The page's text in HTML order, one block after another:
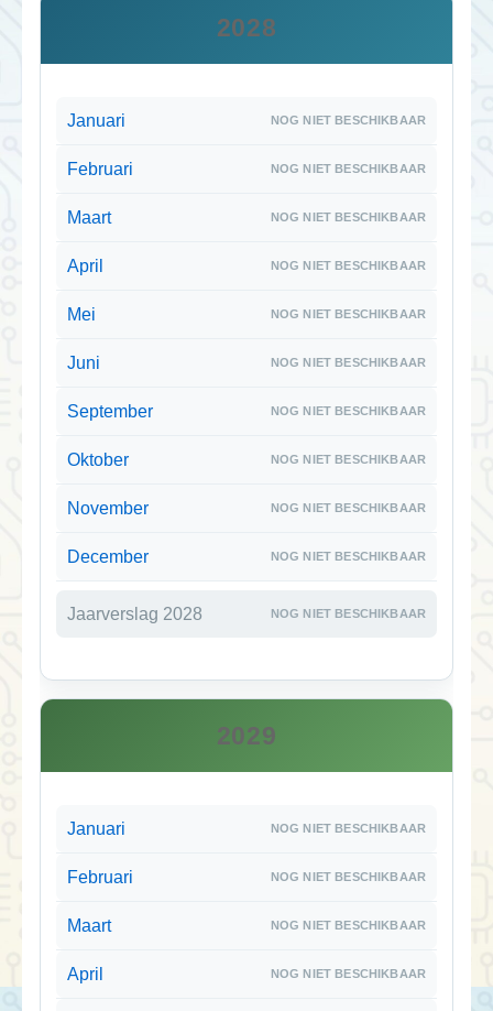
2028
Januari
Februari
Maart
April
Mei
Juni
September
Oktober
November
December
Jaarverslag 2028
2029
Januari
Februari
Maart
April